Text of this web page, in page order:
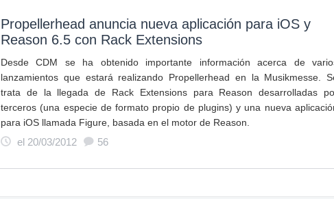
Propellerhead anuncia nueva aplicación para iOS y
Reason 6.5 con Rack Extensions
Desde CDM se ha obtenido importante información acerca de
lanzamientos que estará realizando Propellerhead en la Musikmesse.
trata de la llegada de Rack Extensions para Reason desarrolladas
terceros (una especie de formato propio de plugins) y una nueva
para iOS llamada Figure, basada en el motor de Reason.
el 20/03/2012
56